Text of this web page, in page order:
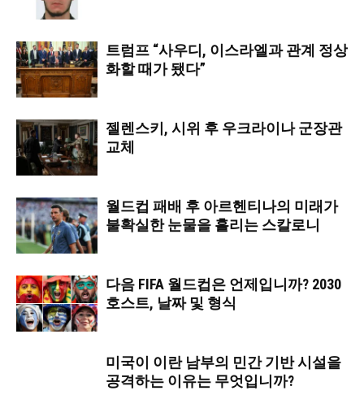
트럼프 “사우디, 이스라엘과 관계 정상
화할 때가 됐다”
젤렌스키, 시위 후 우크라이나 군장관
교체
월드컵 패배 후 아르헨티나의 미래가
불확실한 눈물을 흘리는 스칼로니
다음 FIFA 월드컵은 언제입니까? 2030
호스트, 날짜 및 형식
미국이 이란 남부의 민간 기반 시설을
공격하는 이유는 무엇입니까?